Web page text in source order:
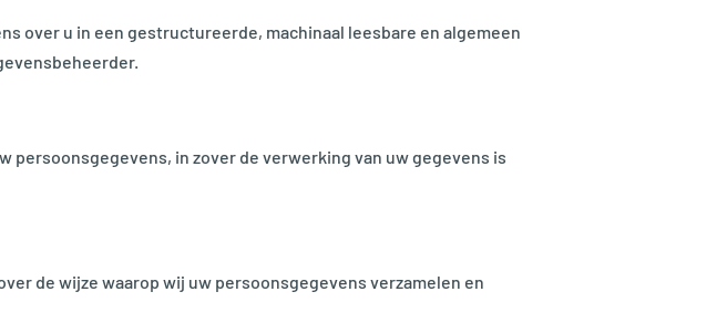
over u in een gestructureerde, machinaal leesbare en algemeen
in zover de verwerking van uw gegevens is
de wijze waarop wij uw persoonsgegevens verzamelen en